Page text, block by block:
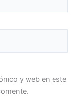
y web en este